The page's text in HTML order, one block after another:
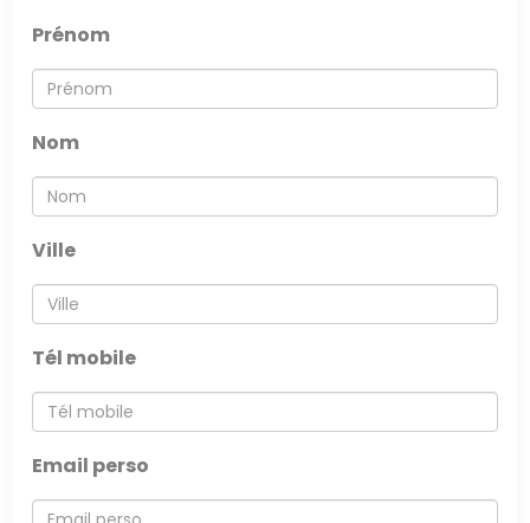
EN
Prénom
Nom
Ville
Tél mobile
Email perso